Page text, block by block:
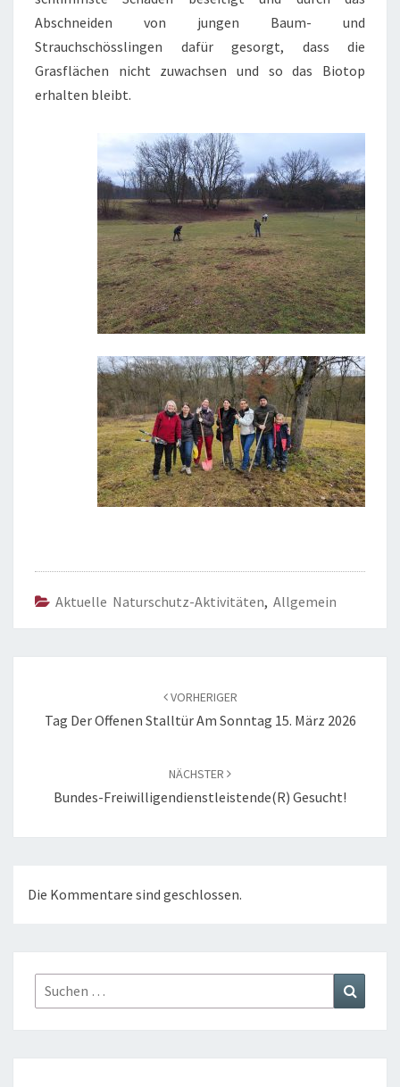
Abschneiden von jungen Baum- und
Strauchschösslingen dafür gesorgt, dass die
Grasflächen nicht zuwachsen und so das Biotop
erhalten bleibt.
Aktuelle Naturschutz-Aktivitäten, Allgemein
VORHERIGER
Tag Der Offenen Stalltür Am Sonntag 15. März 2026
NÄCHSTER
Bundes-Freiwilligendienstleistende(r) Gesucht!
Die Kommentare sind geschlossen.
Suchen
nach: